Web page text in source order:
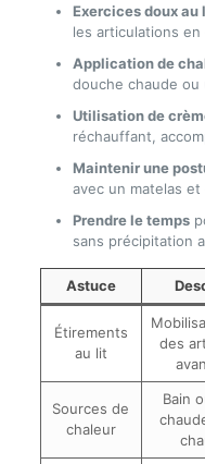
Exercices doux au
les articulations en
Application de
douche chaude
Utilisation de
réchauffant,
Maintenir une
avec un matelas
Prendre le temps
sans précipitation
Astuce
Étirements
au lit
des
Sources de
chaleur
Bain